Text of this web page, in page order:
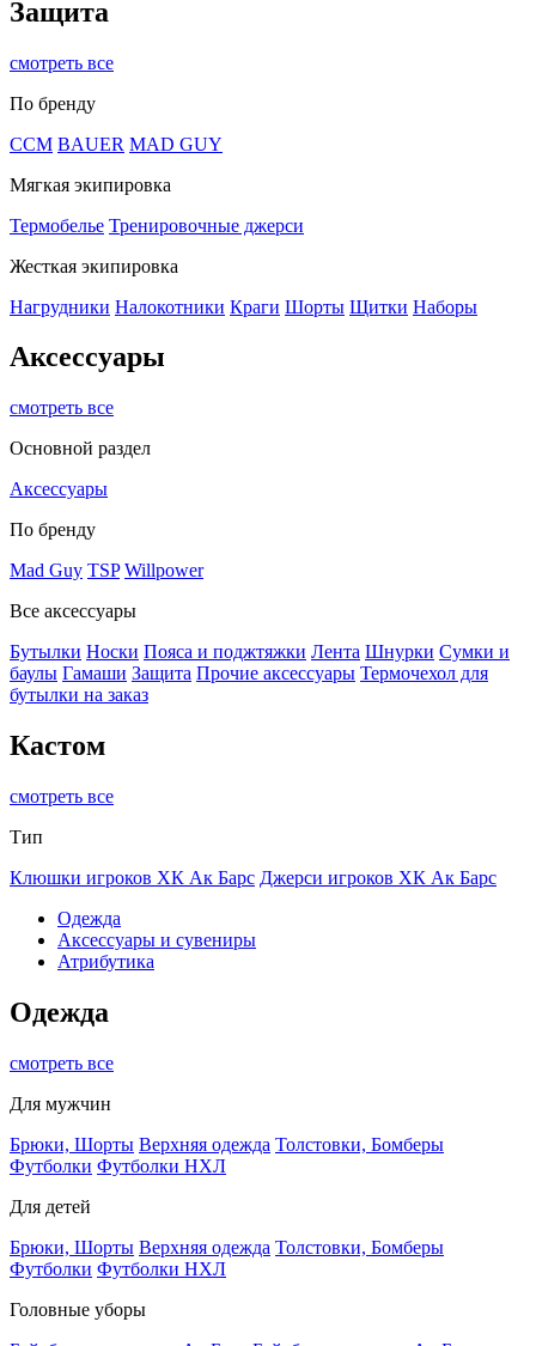
Защита
смотреть все
По бренду
CCM BAUER MAD GUY
Мягкая экипировка
Термобелье Тренировочные джерси
Жесткая экипировка
Нагрудники Налокотники Краги Шорты Щитки Наборы
Аксессуары
смотреть все
Основной раздел
Аксессуары
По бренду
Mad Guy TSP Willpower
Все аксессуары
Бутылки Носки Пояса и поджтяжки Лента Шнурки Сумки и
баулы Гамаши Защита Прочие аксессуары Термочехол для
бутылки на заказ
Кастом
смотреть все
Тип
Клюшки игроков ХК Ак Барс Джерси игроков ХК Ак Барс
Одежда
Аксессуары и сувениры
Атрибутика
Одежда
смотреть все
Для мужчин
Брюки, Шорты Верхняя одежда Толстовки, Бомберы
Футболки Футболки НХЛ
Для детей
Брюки, Шорты Верхняя одежда Толстовки, Бомберы
Футболки Футболки НХЛ
Головные уборы